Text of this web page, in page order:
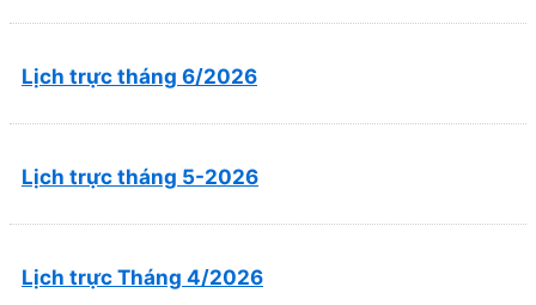
Lịch trực tháng 6/2026
Lịch trực tháng 5-2026
Lịch trực Tháng 4/2026